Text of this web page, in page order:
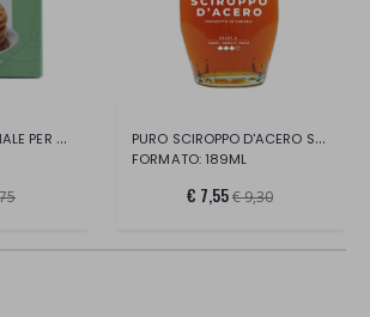
PREPARATO ORIGINALE PER PANCAKE E WAFFL PURO SCIROPPO D'ACERO SCURO.
FORMATO: 189ML
€ 7,55€ 9,30